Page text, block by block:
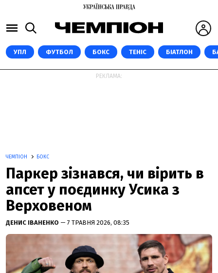
УПЛ ФУТБОЛ БОКС ТЕНІС БІАТЛОН
РЕКЛАМА:
ЧЕМПІОН БОКС
Паркер зізнався, чи вірить в
апсет у поєдинку Усика з
Верховеном
ДЕНИС ІВАНЕНКО — 7 ТРАВНЯ 2026, 08:35